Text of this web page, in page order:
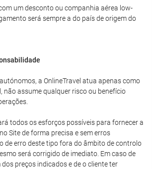
um desconto ou companhia aérea low-
será sempre a do país de origem do
a OnlineTravel atua apenas como
não assume qualquer risco ou benefício
todos os esforços possíveis para fornecer a
Site de forma precisa e sem erros
de erro deste tipo fora do âmbito de controlo
será corrigido de imediato. Em caso de
preços indicados e de o cliente ter